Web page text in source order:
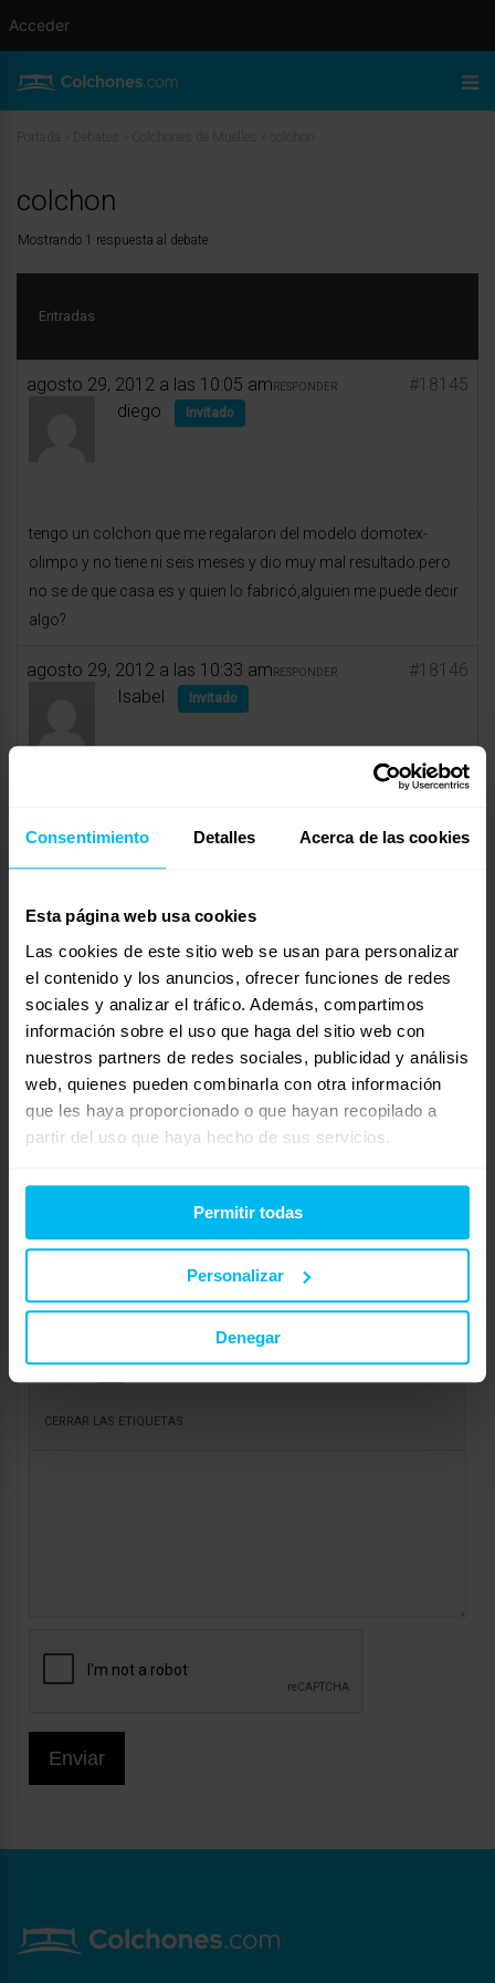
Consentimiento Detalles Acerca de las cookies
Esta página web usa cookies
Las cookies de este sitio web se usan para personalizar
el contenido y los anuncios, ofrecer funciones de redes
sociales y analizar el tráfico. Además, compartimos
información sobre el uso que haga del sitio web con
nuestros partners de redes sociales, publicidad y análisis
web, quienes pueden combinarla con otra información
que les haya proporcionado o que hayan recopilado a
partir del uso que haya hecho de sus servicios.
Permitir todas
Personalizar
Denegar
colchon
Mostrando 1 respuesta al debate
Entradas
agosto 29, 2012 a las 10:05 am #18145
RESPONDER
diego Invitado
tengo un colchon que me regalaron del modelo domotex-
olimpo y no tiene ni seis meses y dio muy mal resultado.pero
no se de que casa es y quien lo fabricó,alguien me puede decir
algo?
agosto 29, 2012 a las 10:33 am #18146
RESPONDER
Isabel Invitado
Mostrando 1 respuesta al debate
Tu información:
Nombre (obligatorio):
Enviar
Acceder